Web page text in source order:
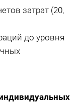
затрат (20,
до уровня